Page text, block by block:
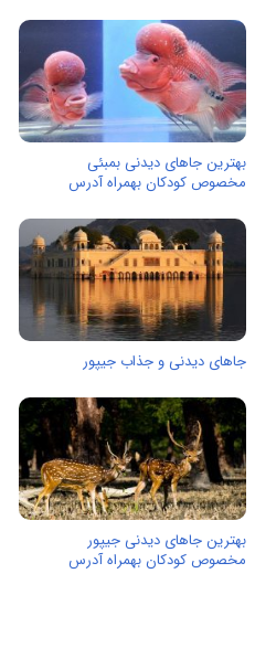
بهترین جاهای دیدنی بمبئی
مخصوص کودکان بهمراه آدرس
جاهای دیدنی و جذاب جیپور
بهترین جاهای دیدنی جیپور
مخصوص کودکان بهمراه آدرس